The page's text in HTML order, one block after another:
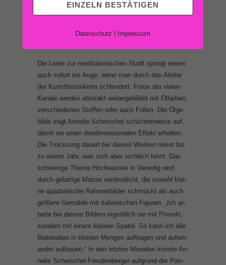
gen, wie bei ‚Öl oder Acryl – Haupt­sa­che Ita­li­en‘
und seit ei­ni­gen Jah­ren fas­zi­niert mich vor al­lem
die­ser tol­len Stadt als auch die Pro­ble­ma­tik.“
Die Lie­be zur nord­ita­lie­ni­schen Stadt springt ei­nem
auch so­fort ins Au­ge, wenn man durch das Ate­lier
der Kunst­his­to­ri­ke­rin schlen­dert. Fo­tos der vie­len
Ka­nä­le wer­den abs­trakt wei­ter­ge­bil­det mit Öl­far­ben,
ver­schie­de­nen Stof­fen oder auch Fo­li­en. Die Öl­ge­
bil­de trägt An­ne­lie Scher­schel schich­ten­wei­se auf,
da­mit sie ei­nen drei­di­men­sio­na­len Ef­fekt er­hal­ten.
Die Trock­nung dau­ert bei die­sen Wer­ken meist bis
zu ei­nem Jahr, was sich aber sicht­lich lohnt. Das
schwie­ri­ge The­ma Hoch­was­ser in Ve­ne­dig wird
durch gel­ar­ti­ge Mas­se ver­deut­licht, die so­wohl klei­
ne qua­dra­ti­sche Rah­men­bil­der schmückt als auch
grö­ße­re Ge­mäl­de mit ita­lie­ni­schen Fi­gu­ren. „Ich ar­
bei­te bei die­sen Bil­dern ei­gent­lich nie mit Pin­seln,
son­dern mit ei­nem klei­nen Spa­tel. So kann ich al­le
Ma­te­ria­li­en in klei­nen Men­gen auf­tra­gen und auf­ein­
an­der auf­bau­en.“ In den letz­ten Mo­na­ten konn­te An­
ne­lie Scher­schel-Freu­den­ber­ger auf­grund der Pan­
EINZELN BESTÄTIGEN
Datenschutz | Impressum